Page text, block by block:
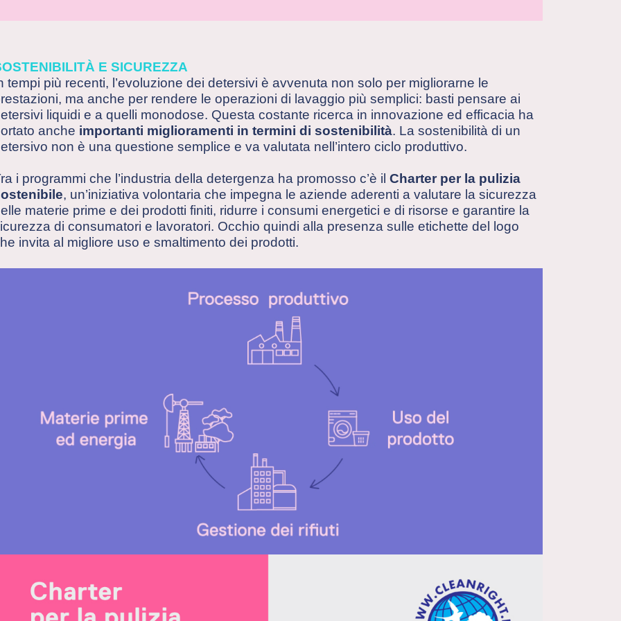
E SICUREZZA
tempi più recenti, l’evoluzione dei detersivi è avvenuta non solo per migliorarne le
ma anche per rendere le operazioni di lavaggio più semplici: basti pensare ai
liquidi e a quelli monodose. Questa costante ricerca in innovazione ed efficacia ha
anche importanti miglioramenti in termini di sostenibilità. La sostenibilità di un
non è una questione semplice e va valutata nell’intero ciclo produttivo.
i programmi che l’industria della detergenza ha promosso c’è il Charter per la pulizia
, un’iniziativa volontaria che impegna le aziende aderenti a valutare la sicurezza
materie prime e dei prodotti finiti, ridurre i consumi energetici e di risorse e garantire la
di consumatori e lavoratori. Occhio quindi alla presenza sulle etichette del logo
invita al migliore uso e smaltimento dei prodotti.